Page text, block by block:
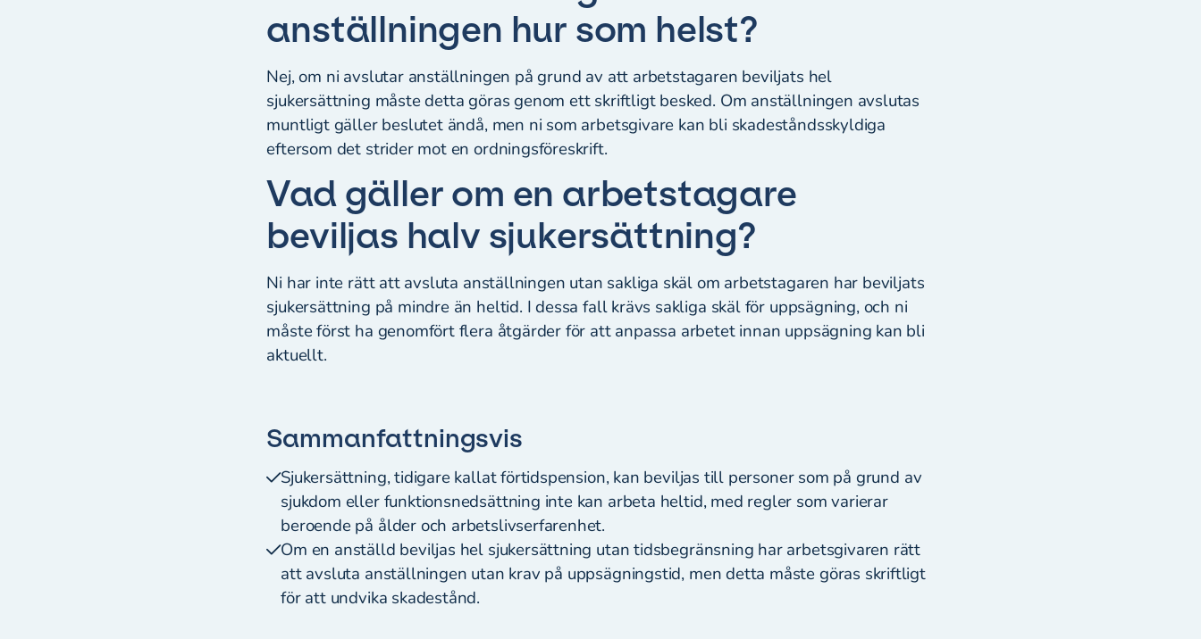
anställningen hur som helst?
Nej, om ni avslutar anställningen på grund av att arbetstagaren beviljats hel
sjukersättning måste detta göras genom ett skriftligt besked. Om anställningen avslutas
muntligt gäller beslutet ändå, men ni som arbetsgivare kan bli skadeståndsskyldiga
eftersom det strider mot en ordningsföreskrift.
Vad gäller om en arbetstagare
beviljas halv sjukersättning?
Ni har inte rätt att avsluta anställningen utan sakliga skäl om arbetstagaren har beviljats
sjukersättning på mindre än heltid. I dessa fall krävs sakliga skäl för uppsägning, och ni
måste först ha genomfört flera åtgärder för att anpassa arbetet innan uppsägning kan bli
aktuellt.
Sammanfattningsvis
Sjukersättning, tidigare kallat förtidspension, kan beviljas till personer som på grund av
sjukdom eller funktionsnedsättning inte kan arbeta heltid, med regler som varierar
beroende på ålder och arbetslivserfarenhet.
Om en anställd beviljas hel sjukersättning utan tidsbegränsning har arbetsgivaren rätt
att avsluta anställningen utan krav på uppsägningstid, men detta måste göras skriftligt
för att undvika skadestånd.